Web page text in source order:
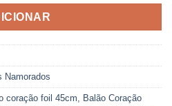
Namorados
coração foil 45cm, Balão Coração